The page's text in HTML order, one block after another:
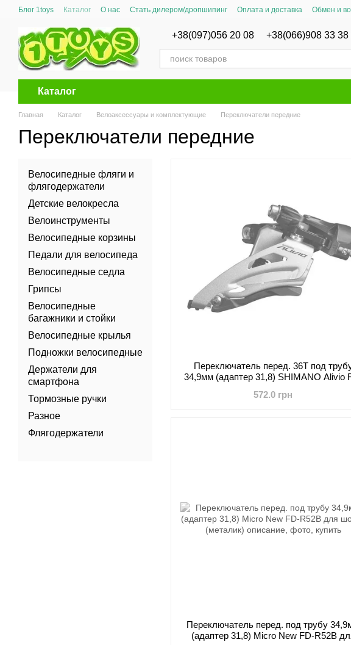
Перейти к основному контенту
Блог 1toys Каталог О нас Стать дилером/дропшипинг Оплата и доставка Обмен и
+38(097)056 20 08 +38(066)908 33 38
Каталог
Главная Каталог Велоаксессуары и комплектующие Переключатели передние
Переключатели передние
Переключатель перед. 36T под
34,9мм (адаптер 31,8) SHIMANO Alivio
572.0 грн
Переключатель перед. под трубу
(адаптер 31,8) Micro New FD-R52B
Велосипедные фляги и
флягодержатели
Детские велокресла
Велоинструменты
Велосипедные корзины
Педали для велосипеда
Велосипедные седла
Грипсы
Велосипедные
багажники и стойки
Велосипедные крылья
Подножки велосипедные
Держатели для
смартфона
Тормозные ручки
Разное
Флягодержатели